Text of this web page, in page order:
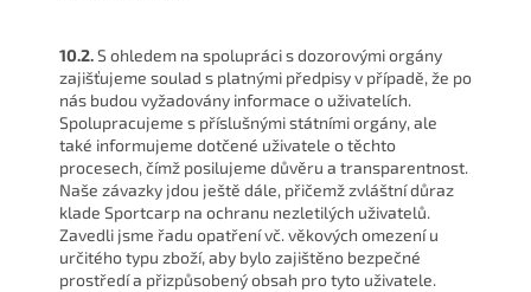
10.2.S ohledem na spolupráci s dozorovými orgány
zajišťujeme soulad s platnými předpisy v případě, že po
nás budou vyžadovány informace o uživatelích.
Spolupracujeme s příslušnými státními orgány, ale
také informujeme dotčené uživatele o těchto
procesech, čímž posilujeme důvěru a transparentnost.
Naše závazky jdou ještě dále, přičemž zvláštní důraz
klade Sportcarp na ochranu nezletilých uživatelů.
Zavedli jsme řadu opatření vč. věkových omezení u
určitého typu zboží, aby bylo zajištěno bezpečné
prostředí a přizpůsobený obsah pro tyto uživatele.